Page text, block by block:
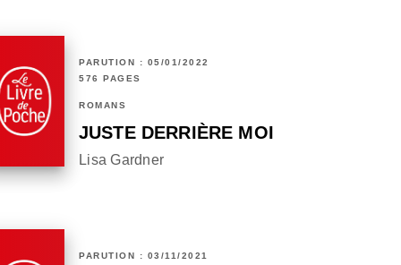
PARUTION : 05/01/2022
576 PAGES
ROMANS
JUSTE DERRIÈRE MOI
Lisa Gardner
PARUTION : 03/11/2021